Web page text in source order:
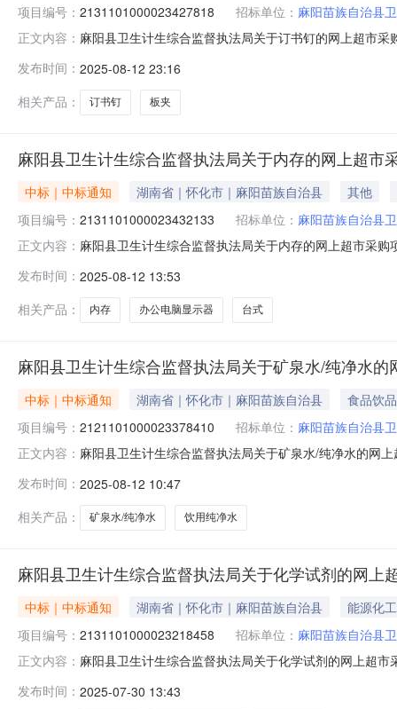
项目编号： 2131101000023427818 招标单位： 麻阳苗族自治县
正文内容： 麻阳县卫生计生综合监督执法局关于订书钉的网上超市
项目所在行政区划名称:湖南省怀化市麻阳苗族自治县报
发布时间： 2025-08-12 23:16
相关产品：
订书钉 板夹
麻阳县卫生计生综合监督执法局关于内存的网上超市
中标｜中标通知 湖南省｜怀化市｜麻阳苗族自治县
其他
项目编号： 2131101000023432133 招标单位： 麻阳苗族自治县
正文内容： 麻阳县卫生计生综合监督执法局关于内存的网上超市采
所在行政区划名称:湖南省怀化市麻阳苗族自治县报价起
发布时间： 2025-08-12 13:53
相关产品：
内存 办公电脑显示器 台式
麻阳县卫生计生综合监督执法局关于矿泉水/纯净水
中标｜中标通知 湖南省｜怀化市｜麻阳苗族自治县
食品饮品
项目编号： 2121101000023378410 招标单位： 麻阳苗族自治县
正文内容： 麻阳县卫生计生综合监督执法局关于矿泉水/纯净水的网
编码:431226项目所在行政区划名称:湖南省怀化市麻阳
发布时间： 2025-08-12 10:47
相关产品：
矿泉水/纯净水 饮用纯净水
麻阳县卫生计生综合监督执法局关于化学试剂的网上
中标｜中标通知 湖南省｜怀化市｜麻阳苗族自治县
能源化工
项目编号： 2131101000023218458 招标单位： 麻阳苗族自治县
正文内容： 麻阳县卫生计生综合监督执法局关于化学试剂的网上超
码:431226项目所在行政区划名称:湖南省怀化市麻阳苗
发布时间： 2025-07-30 13:43